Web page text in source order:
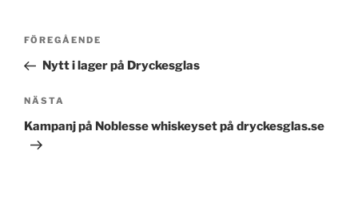
Inläggsnavigering
Föregående
inlägg
FÖREGÅENDE
Nytt i lager på Dryckesglas
Nästa
inlägg
NÄSTA
Kampanj på Noblesse whiskeyset på dryckesglas.se